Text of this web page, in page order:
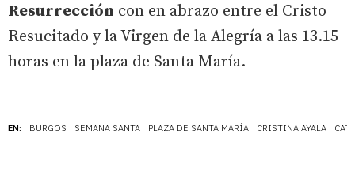
EN: BURGOS SEMANA SANTA PLAZA DE SANTA MARÍA CRISTINA AYALA
Resurrección con en abrazo entre el Cristo
Resucitado y la Virgen de la Alegría a las 13.15
horas en la plaza de Santa María.